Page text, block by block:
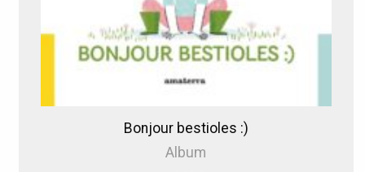
Bonjour bestioles :)
Album